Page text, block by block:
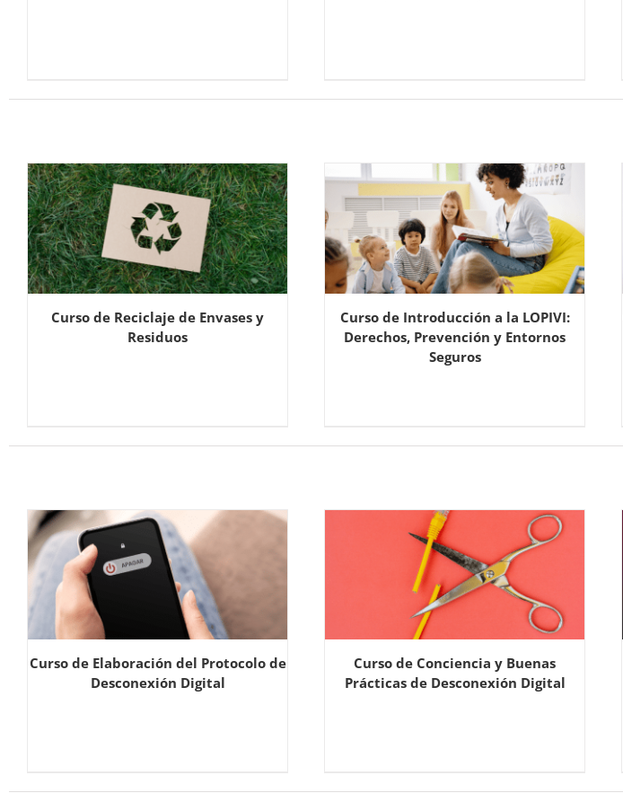
Curso de Reciclaje de Envases y
Residuos
Curso de Introducción a la LOPIVI:
Derechos, Prevención y Entornos
Seguros
Curso de Elaboración del Protocolo de
Desconexión Digital
Curso de Conciencia y Buenas
Prácticas de Desconexión Digital